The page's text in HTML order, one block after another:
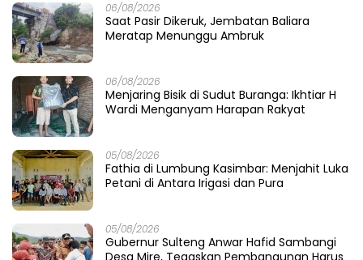
06/08/2026
Saat Pasir Dikeruk, Jembatan Baliara
Meratap Menunggu Ambruk
06/08/2026
Menjaring Bisik di Sudut Buranga: Ikhtiar H
Wardi Menganyam Harapan Rakyat
05/08/2026
Fathia di Lumbung Kasimbar: Menjahit Luka
Petani di Antara Irigasi dan Pura
05/08/2026
Gubernur Sulteng Anwar Hafid Sambangi